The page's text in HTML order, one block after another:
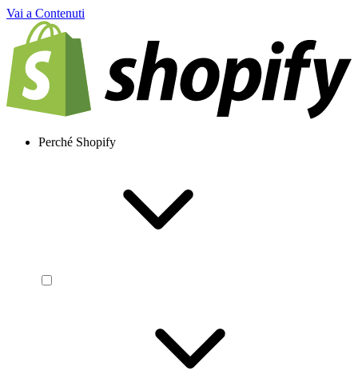
Vai a Contenuti
Perché Shopify